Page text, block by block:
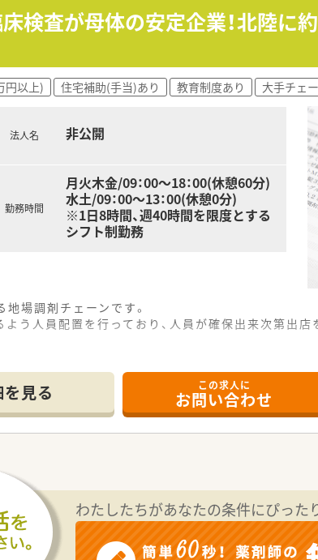
検査が母体の安定企業！北陸に
円以上) 住宅補助(手当)あり 教育制度あり 大手チェ
法人名 非公開
勤務時間
月火木金/09：00～18：00(休憩60分)
水土/09：00～13：00(休憩0分)
※1日8時間、週40時間を限度とする
シフト制勤務
場調剤チェーンです。
う人員配置を行っており、人員が確保出来次第出店
見る この求人に
お問い合わせ
わたしたちがあなたの条件にぴった